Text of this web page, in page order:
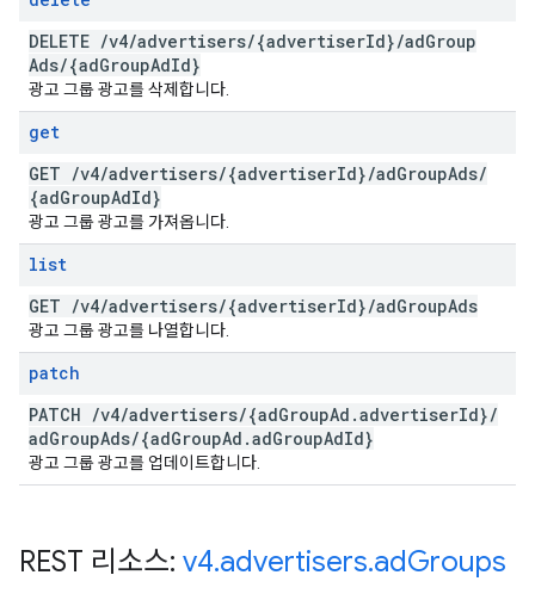
DELETE /v4/advertisers/{advertiserId}/adGroup
Ads/{adGroupAdId}
광고 그룹 광고를 삭제합니다.
get
GET /v4/advertisers/{advertiserId}/adGroupAds/
{adGroupAdId}
광고 그룹 광고를 가져옵니다.
list
GET /v4/advertisers/{advertiserId}/adGroupAds
광고 그룹 광고를 나열합니다.
patch
PATCH /v4/advertisers/{adGroupAd .advertiserId}/
adGroupAds/{adGroupAd .adGroupAdId}
광고 그룹 광고를 업데이트합니다.
REST 리소스: v4.advertisers.adGroups